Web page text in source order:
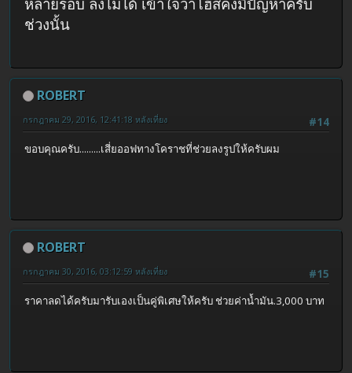
ช่วงนั้น
ROBERT
#14
กรกฎาคม 29, 2016, 12:41:18 หลังเที่ยง
ขอบคุณครับ.........เสี่ยออฟทางโคราชที่ช่วยลงรูปให้ครับผม
ROBERT
#15
กรกฎาคม 30, 2016, 03:12:59 หลังเที่ยง
ราคาลดได้ครับมารับเองเป็นคู่พิเศษให้ครับ ช่วยค่าน้ำมัน.3,000 บาท